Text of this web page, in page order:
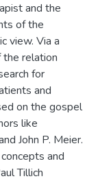
and the
of the
view. Via a
the relation
for
and
on the gospel
like
John P. Meier.
and
Tillich